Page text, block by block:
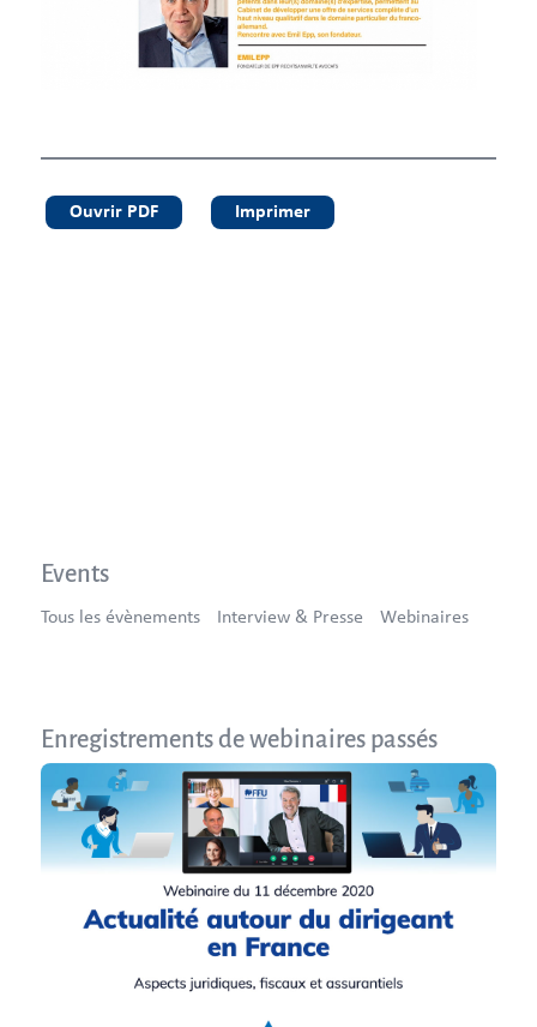
Ouvrir PDF Imprimer
Events
Tous les évènements Interview & Presse Webinaires
Enregistrements de webinaires passés